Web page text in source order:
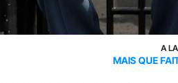
A
MAIS QUE